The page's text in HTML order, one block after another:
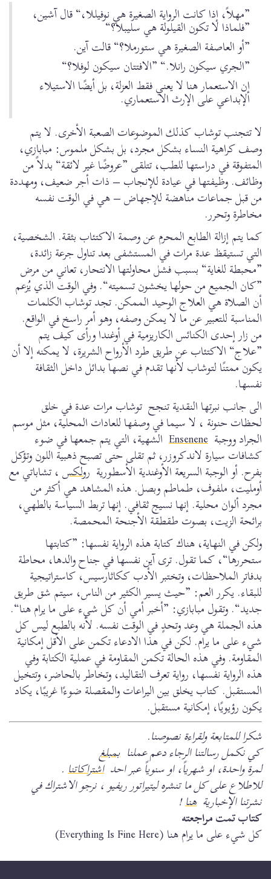
”مهلاً، إذا كانت الرواية الصغيرة هي نوفيللا،“ قال آشين،
”فلماذا لا تكون القيلولة هي سليبلا؟“
”أو العاصفة الصغيرة هي ستورملا؟“ قالت آين.
”الجري سيكون رانلا.“ ”الافتتان سيكون لوفلا؟“
إن الاستعمار هنا لا يعني فقط العزلة، بل أيضًا الاستيلاء
الإبداعي على الإرث الاستعماري.
لا تتجنب توشاب كذلك الموضوعات الصعبة الأخرى. لا يتم
وصف كراهية النساء بشكل مجرد، بل بشكل ملموس: مبابازي،
المتفوقة في دراستها للطب، تتلقى ”عروضًا غير لائقة“ بدلاً من
وظائف. وظيفتها في عيادة للإنجاب – ذات أجر ضعيف، ومهددة
من قبل جماعات مناهضة للإجهاض – هي في الوقت نفسه
مخاطرة وتحرر.
كما يتم إزالة الطابع المحرم عن وصمة الاكتئاب بثقة. الشخصية،
التي تستيقظ عدة مرات في المستشفى بعد تناول جرعة زائدة،
”محبطة للغاية“ بسبب فشل محاولتها الانتحار، تعاني من مرض
”كان الجميع من حولها يخشون تسميته“. وفي الوقت الذي يُزعم
أن الصلاة هي العلاج الوحيد الممكن. تجد توشاب الكلمات
المناسبة للتعبير عن ما لا يمكن وصفه، وهو أمر راسخ في الواقع.
من زار إحدى الكنائس الكاريزمية في أوغندا ورأى كيف يتم
”علاج“ الاكتئاب عن طريق طرد الأرواح الشريرة، لا يمكنه إلا أن
يكون ممتنًا لتوشاب لأنها تقدم في نصها بدائل داخل الثقافة
نفسها.
الى جانب نبرتها النقدية تنجح توشاب مرات عدة في خلق
لحظات حنونة ، لا سيما في وصفها للعادات المحلية، مثل موسم
الجراد ووجبة Ensenene الشهية، التي يتم جمعها في ضوء
كشافات سيارة لاندكروزر، ثم تقلى حتى تصبح ذهبية اللون وتؤكل
بفرح. أو الوجبة السريعة الأوغندية الأسطورية رولكس، تشاباتي مع
أومليت، ملفوف، طماطم وبصل. هذه المشاهد هي أكثر من
مجرد ألوان محلية. إنها نسيج ثقافي. إنها تربط السياسة بالطهي،
برائحة الزيت، بصوت طقطقة الأجنحة المحمصة.
ولكن في النهاية، هناك كتابة هذه الرواية نفسها: ”كتابتها
ستحررها“، كما تقول. ترى آين نفسها في جناح والدها، محاطة
بدفاتر الملاحظات، وتختبر الأدب ككاثارسيس، كاستراتيجية
للبقاء. يكرر العم: ”حيث يسير الكثير من الناس، سيتم شق طريق
جديد“. وتقول مبابازي: ”أخبر أمي أن كل شيء على ما يرام هنا“.
هذه الجملة هي وعد وتحدٍ في الوقت نفسه. لأنه بالطبع ليس كل
شيء على ما يرام. لكن في هذا الادعاء تكمن على الأقل إمكانية
المقاومة. وفي هذه الحالة تكمن المقاومة في عملية الكتابة وفي
هذه الرواية نفسها، رواية تعرف التقاليد، وتخاطر بالحاضر، وتتخيل
المستقبل. كتاب يخلق بين اليراعات والمقصلة ضوءًا غريبًا، يكاد
يكون رؤيويًا، إمكانية مستقبل.
شكرا للمتابعة ولقراءة نصوصنا.
كي نكمل رسالتنا الرجاء دعم عملنا بمبلغ
لمرة واحدة، او شهرياً، او سنوياً عبر احد اشتراكاتنا.
للاطلاع على كل ما تنشره ليتيراتور ريفيو ، نرجو الاشتراك في
نشرتنا الإخبارية هنا!
كتاب تمت مراجعته
كل شيء على ما يرام هنا (Everything Is Fine Here)